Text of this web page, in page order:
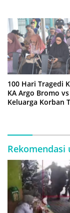
100 Hari Tragedi
KA Argo Bromo vs
Keluarga Korban
Rekomendasi